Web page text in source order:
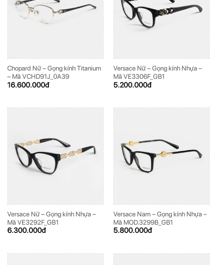
Chopard Nữ – Gọng kính Titanium
– Mã VCHD91J_0A39
16.600.000đ
Versace Nữ – Gọng kính Nhựa –
Mã VE3306F_GB1
5.200.000đ
Versace Nữ – Gọng kính Nhựa –
Mã VE3292F_GB1
6.300.000đ
Versace Nam – Gọng kính Nhựa –
Mã MOD.3299B_GB1
5.800.000đ